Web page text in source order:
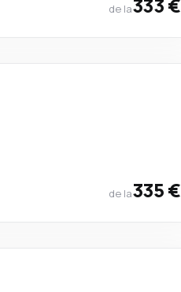
de la
de la335 €